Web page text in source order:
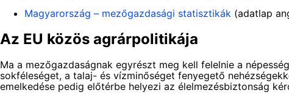
Magyarország – mezőgazdasági statisztikák (adatlap
Az EU közös agrárpolitikája
Ma a mezőgazdaságnak egyrészt meg kell felelnie a
sokféleséget, a talaj- és vízminőséget fenyegető
emelkedése pedig előtérbe helyezi az élelmezésbiztonság